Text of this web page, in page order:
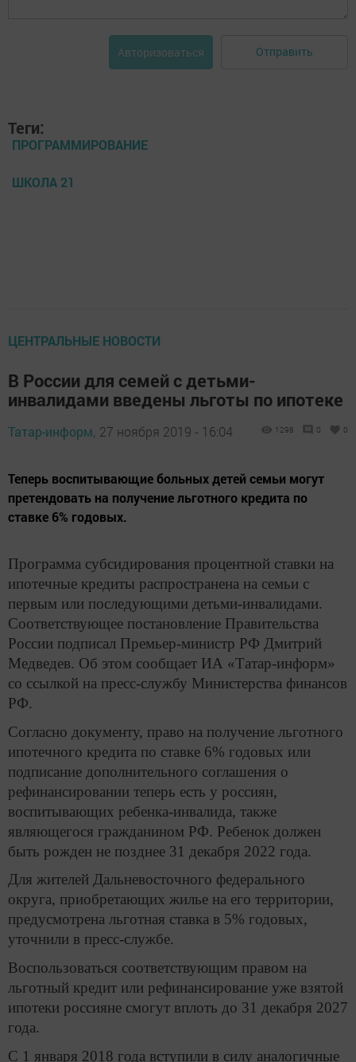
Авторизоваться Отправить
Теги:
ПРОГРАММИРОВАНИЕ
ШКОЛА 21
ЦЕНТРАЛЬНЫЕ НОВОСТИ
В России для семей с детьми-
инвалидами введены льготы по ипотеке
Татар-информ, 27 ноября 2019 - 16:04 1298 0 0
Теперь воспитывающие больных детей семьи могут
претендовать на получение льготного кредита по
ставке 6% годовых.
Программа субсидирования процентной ставки на
ипотечные кредиты распространена на семьи с
первым или последующими детьми-инвалидами.
Соответствующее постановление Правительства
России подписал Премьер-министр РФ Дмитрий
Медведев. Об этом сообщает ИА «Татар-информ»
со ссылкой на пресс-службу Министерства финансов
РФ.
Согласно документу, право на получение льготного
ипотечного кредита по ставке 6% годовых или
подписание дополнительного соглашения о
рефинансировании теперь есть у россиян,
воспитывающих ребенка-инвалида, также
являющегося гражданином РФ. Ребенок должен
быть рожден не позднее 31 декабря 2022 года.
Для жителей Дальневосточного федерального
округа, приобретающих жилье на его территории,
предусмотрена льготная ставка в 5% годовых,
уточнили в пресс-службе.
Воспользоваться соответствующим правом на
льготный кредит или рефинансирование уже взятой
ипотеки россияне смогут вплоть до 31 декабря 2027
года.
С 1 января 2018 года вступили в силу аналогичные